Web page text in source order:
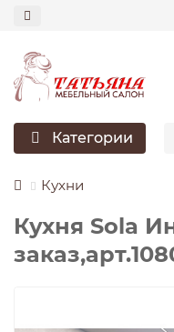
Категории
Кухни
Кухня Sola